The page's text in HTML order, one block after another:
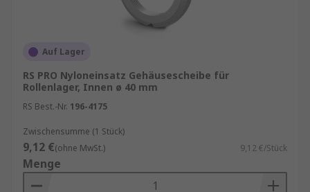
Auf Lager
RS PRO Nyloneinsatz Gehäusescheibe für
Rollenlager, Innen ø 40 mm
RS Best.-Nr. 196-4175
Zwischensumme (1 Stück)
9,12 €(ohne MwSt.) 9,12 €/Stück
Menge